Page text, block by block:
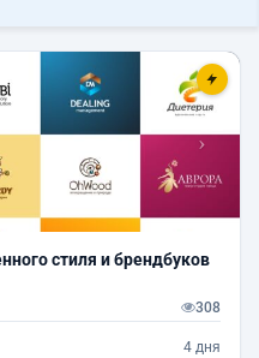
стиля и брендбуков
308
4 дня